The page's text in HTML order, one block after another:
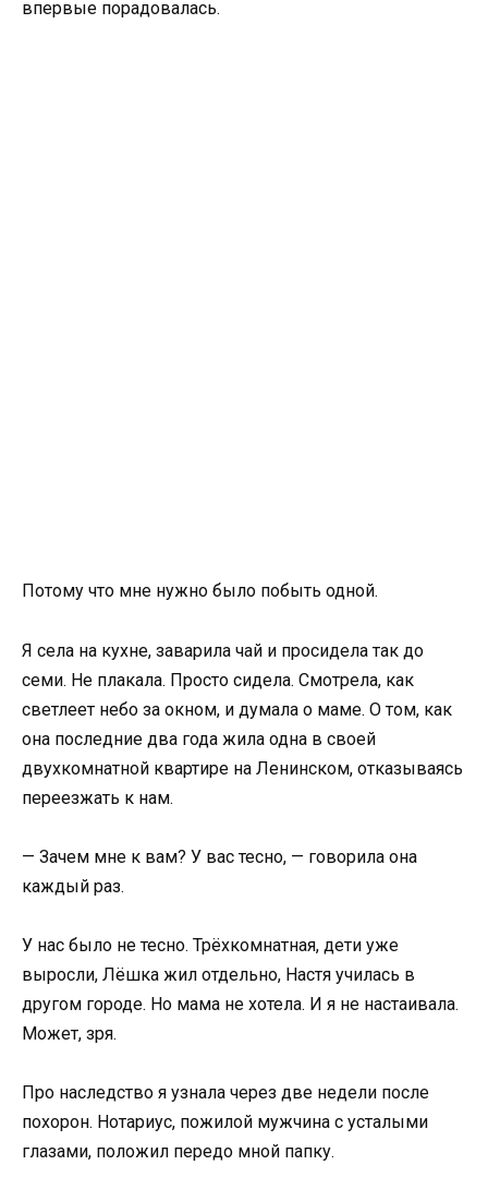
впервые порадовалась.
Потому что мне нужно было побыть одной.
Я села на кухне, заварила чай и просидела так до
семи. Не плакала. Просто сидела. Смотрела, как
светлеет небо за окном, и думала о маме. О том, как
она последние два года жила одна в своей
двухкомнатной квартире на Ленинском, отказываясь
переезжать к нам.
— Зачем мне к вам? У вас тесно, — говорила она
каждый раз.
У нас было не тесно. Трёхкомнатная, дети уже
выросли, Лёшка жил отдельно, Настя училась в
другом городе. Но мама не хотела. И я не настаивала.
Может, зря.
Про наследство я узнала через две недели после
похорон. Нотариус, пожилой мужчина с усталыми
глазами, положил передо мной папку.